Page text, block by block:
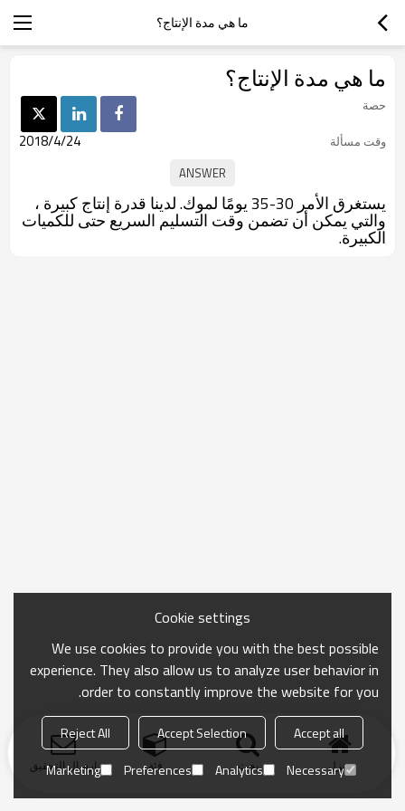
ما هي مدة الإنتاج؟
ما هي مدة الإنتاج؟
حصة
وقت مسألة
2018/4/24
يستغرق الأمر 30-35 يومًا لموك. لدينا قدرة إنتاج كبيرة ،
والتي يمكن أن تضمن وقت التسليم السريع حتى للكميات
الكبيرة.
منزل بحث فئة ارسال التحقيق
Cookie settings
We use cookies to provide you with the best possible
experience. They also allow us to analyze user behavior in
order to constantly improve the website for you.
Accept all
Accept Selection
Reject All
Necessary
Analytics
Preferences
Marketing